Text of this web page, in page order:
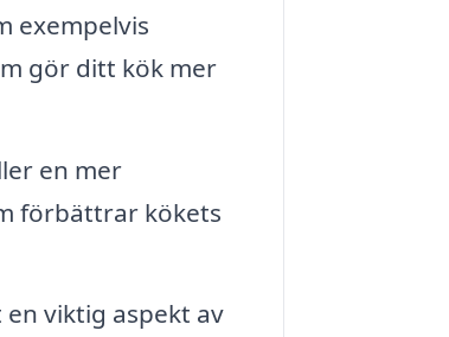
exempelvis
gör ditt kök mer
en mer
förbättrar kökets
viktig aspekt av